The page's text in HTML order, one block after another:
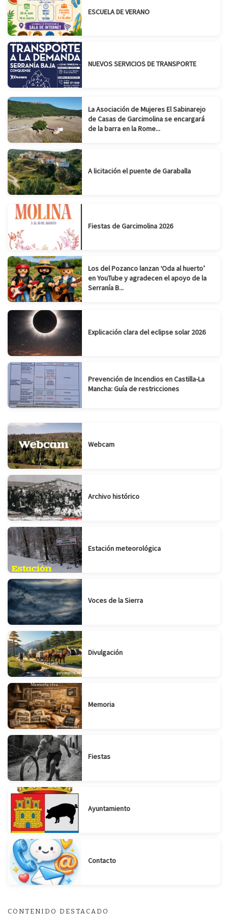
ESCUELA DE VERANO
NUEVOS SERVICIOS DE TRANSPORTE
La Asociación de Mujeres El Sabinarejo
de Casas de Garcimolina se encargará
de la barra en la Rome...
A licitación el puente de Garaballa
Fiestas de Garcimolina 2026
Los del Pozanco lanzan ‘Oda al huerto’
en YouTube y agradecen el apoyo de la
Serranía B...
Explicación clara del eclipse solar 2026
Prevención de Incendios en Castilla-La
Mancha: Guía de restricciones
Webcam
Archivo histórico
Estación meteorológica
Voces de la Sierra
Divulgación
Memoria
Fiestas
Ayuntamiento
Contacto
CONTENIDO DESTACADO